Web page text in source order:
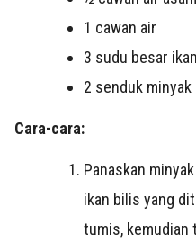
1 cawan air
3 sudu besar
2 senduk
Cara-cara:
Panaskan
ikan bilis yang
tumis, kemudian